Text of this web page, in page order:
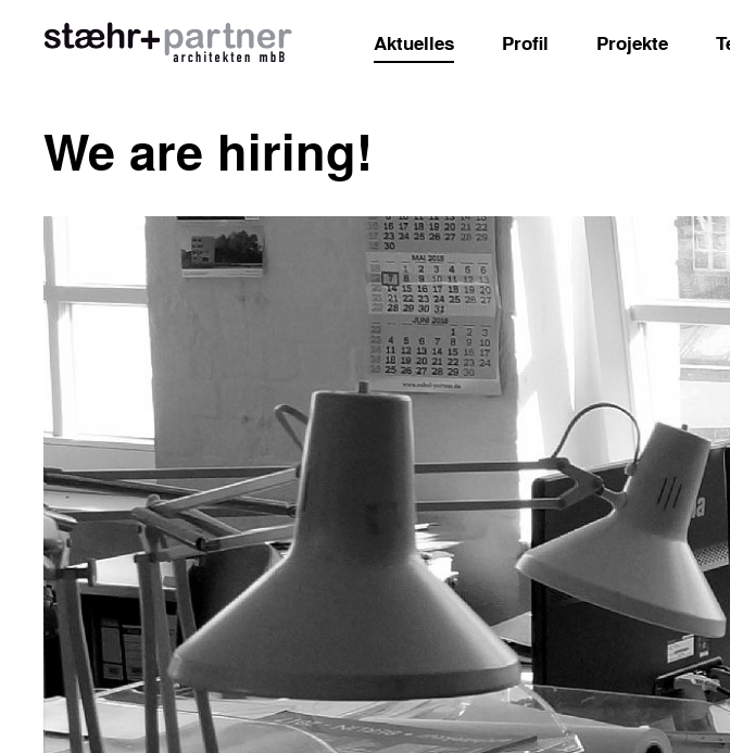
Aktuelles Profil Projekte
We are hiring!